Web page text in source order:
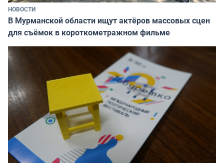
НОВОСТИ
В Мурманской области ищут актёров массовых сцен
для съёмок в короткометражном фильме